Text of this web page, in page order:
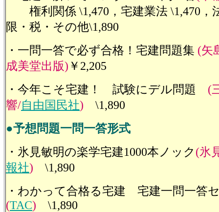
権利関係 \1,470，宅建業法 \1,470，
限・税・その他\1,890
・一問一答で必ず合格！宅建問題集 (矢
成美堂出版) ￥2,205
・今年こそ宅建！ 試験にデル問題 (
響/自由国民社) \1,890
●予想問題一問一答形式
・氷見敏明の楽学宅建1000本ノック (氷
報社) \1,890
・わかって合格る宅建 宅建一問一答
(TAC) \1,890